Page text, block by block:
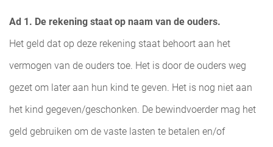
Ad 1. De rekening staat op naam van de ouders.
Het geld dat op deze rekening staat behoort aan het
vermogen van de ouders toe. Het is door de ouders weg
gezet om later aan hun kind te geven. Het is nog niet aan
het kind gegeven/geschonken. De bewindvoerder mag het
geld gebruiken om de vaste lasten te betalen en/of